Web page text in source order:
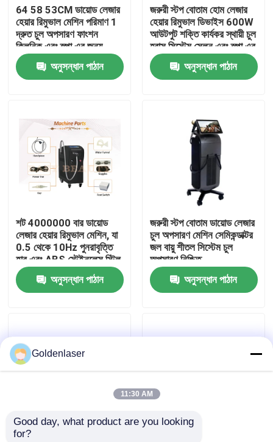
ভিডিও
আমাদের সম্পর্কে
কারখানা ভ্রমণ
যোগাযোগ করুন
উদ্ধৃতির জন্য আবেদন
64 58 53CM ডায়োড লেজার
হেয়ার রিমুভাল মেশিন পরিমাণ 1
দ্রুত চুল অপসারণ ফাংশন
ক্লিনিক এবং স্পা এর জন্য
পেশাদার ডিভাইস
অনুসন্ধান পাঠান
জরুরী স্টপ বোতাম হোম লেজার
হেয়ার রিমুভাল ডিভাইস 600W
আউটপুট শক্তি কার্যকর স্থায়ী চুল
হ্রাস সিস্টেম সেলুন এবং স্পা এর
জন্য
অনুসন্ধান পাঠান
শট 4000000 বার ডায়োড
লেজার হেয়ার রিমুভাল মেশিন, যা
0.5 থেকে 10Hz পুনরাবৃত্তি
হার এবং ABS স্টেইনলেস স্টিল
হাউজিং বৈশিষ্ট্যযুক্ত
অনুসন্ধান পাঠান
জরুরী স্টপ বোতাম ডায়োড লেজার
চুল অপসারণ মেশিন সেমিকন্ডাক্টর
জল বায়ু শীতল সিস্টেম চুল
অপসারণ নিশ্চিত
অনুসন্ধান পাঠান
600W আউটপুট শক্তি ডায়োড
Goldenlaser
11:30 AM
Good day, what product are you looking
for?